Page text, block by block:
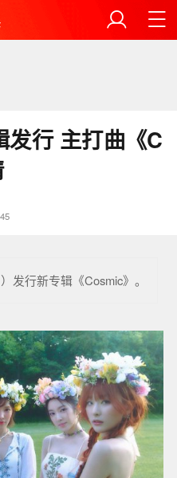
行 主打曲《C
发行新专辑《Cosmic》。